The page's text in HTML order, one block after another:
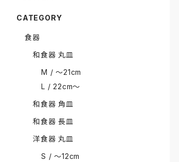
CATEGORY
食器
和食器 丸皿
M / 〜21cm
L / 22cm〜
和食器 角皿
和食器 長皿
洋食器 丸皿
S / 〜12cm